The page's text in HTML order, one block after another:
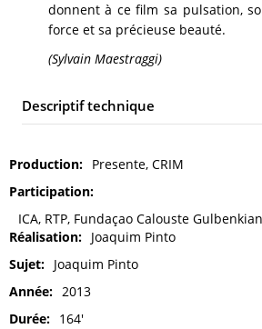
donnent à ce film sa pulsation,
force et sa précieuse beauté.
(Sylvain Maestraggi)
Descriptif technique
Production
Presente, CRIM
Participation
ICA, RTP, Fundaçao Calouste Gulbenkian
Réalisation
Joaquim Pinto
Sujet
Joaquim Pinto
Année
2013
Durée
164'